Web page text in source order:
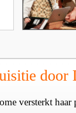
door
versterkt haar